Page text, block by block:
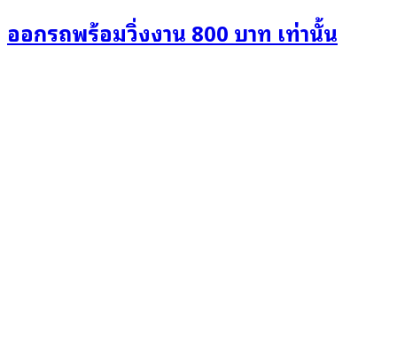
ออกรถพร้อมวิ่งงาน 800 บาท เท่านั้น